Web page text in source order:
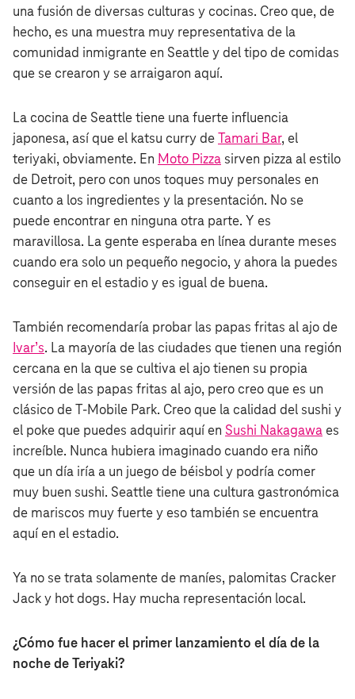
una fusión de diversas culturas y cocinas. Creo que, de
hecho, es una muestra muy representativa de la
comunidad inmigrante en Seattle y del tipo de comidas
que se crearon y se arraigaron aquí.
La cocina de Seattle tiene una fuerte influencia
japonesa, así que el katsu curry de Tamari Bar, el
teriyaki, obviamente. En Moto Pizza sirven pizza al estilo
de Detroit, pero con unos toques muy personales en
cuanto a los ingredientes y la presentación. No se
puede encontrar en ninguna otra parte. Y es
maravillosa. La gente esperaba en línea durante meses
cuando era solo un pequeño negocio, y ahora la puedes
conseguir en el estadio y es igual de buena.
También recomendaría probar las papas fritas al ajo de
Ivar’s. La mayoría de las ciudades que tienen una región
cercana en la que se cultiva el ajo tienen su propia
versión de las papas fritas al ajo, pero creo que es un
clásico de T‑Mobile Park. Creo que la calidad del sushi y
el poke que puedes adquirir aquí en Sushi Nakagawa es
increíble. Nunca hubiera imaginado cuando era niño
que un día iría a un juego de béisbol y podría comer
muy buen sushi. Seattle tiene una cultura gastronómica
de mariscos muy fuerte y eso también se encuentra
aquí en el estadio.
Ya no se trata solamente de maníes, palomitas Cracker
Jack y hot dogs. Hay mucha representación local.
¿Cómo fue hacer el primer lanzamiento el día de la
noche de Teriyaki?